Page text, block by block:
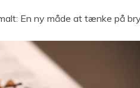
En ny måde at tænke på